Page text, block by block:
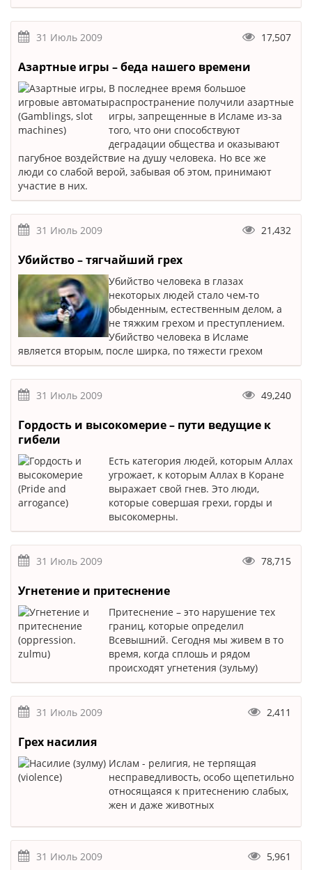
31 Июль 2009 17,507
Азартные игры – беда нашего времени
В последнее время большое
распространение получили азартные
игры, запрещенные в Исламе из-за
того, что они способствуют
деградации общества и оказывают
пагубное воздействие на душу человека. Но все же
люди со слабой верой, забывая об этом, принимают
участие в них.
31 Июль 2009 21,432
Убийство – тягчайший грех
Убийство человека в глазах
некоторых людей стало чем-то
обыденным, естественным делом, а
не тяжким грехом и преступлением.
Убийство человека в Исламе
является вторым, после ширка, по тяжести грехом
31 Июль 2009 49,240
Гордость и высокомерие – пути ведущие к
гибели
Есть категория людей, которым Аллах
угрожает, к которым Аллах в Коране
выражает свой гнев. Это люди,
которые совершая грехи, горды и
высокомерны.
31 Июль 2009 78,715
Угнетение и притеснение
Притеснение – это нарушение тех
границ, которые определил
Всевышний. Сегодня мы живем в то
время, когда сплошь и рядом
происходят угнетения (зульму)
31 Июль 2009 2,411
Грех насилия
Ислам - религия, не терпящая
несправедливость, особо щепетильно
относящаяся к притеснению слабых,
жен и даже животных
31 Июль 2009 5,961